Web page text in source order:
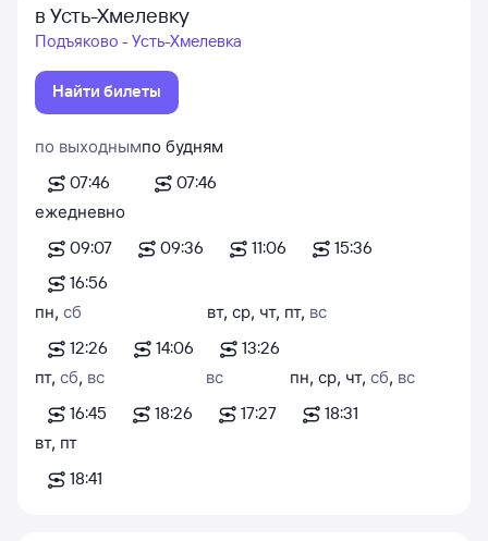
в Усть-Хмелевку
Подъяково - Усть-Хмелевка
Найти билеты
по выходным
07:46
по будням
07:46
ежедневно
09:07
09:36 11:06
15:36
16:56
пн, сб
12:26
14:06
вт, ср, чт, пт, вс
13:26
пт, сб, вс
16:45
18:26
вс
17:27
пн, ср, чт, сб, вс
18:31
вт, пт
18:41